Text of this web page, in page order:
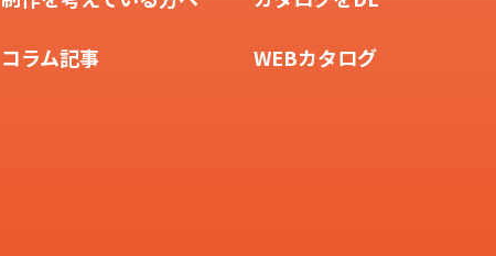
コラム記事 WEBカタログ